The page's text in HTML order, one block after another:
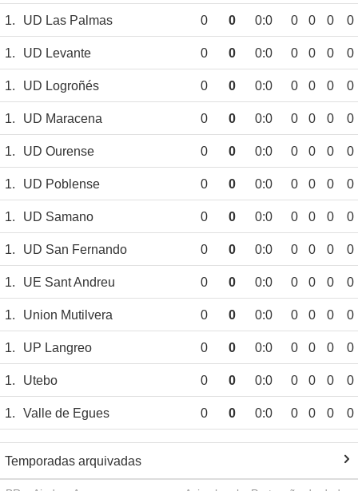
1. UD Las Palmas 0 0 0:0 0 0 0 0
1. UD Levante 0 0 0:0 0 0 0 0
1. UD Logroñés 0 0 0:0 0 0 0 0
1. UD Maracena 0 0 0:0 0 0 0 0
1. UD Ourense 0 0 0:0 0 0 0 0
1. UD Poblense 0 0 0:0 0 0 0 0
1. UD Samano 0 0 0:0 0 0 0 0
1. UD San Fernando 0 0 0:0 0 0 0 0
1. UE Sant Andreu 0 0 0:0 0 0 0 0
1. Union Mutilvera 0 0 0:0 0 0 0 0
1. UP Langreo 0 0 0:0 0 0 0 0
1. Utebo 0 0 0:0 0 0 0 0
1. Valle de Egues 0 0 0:0 0 0 0 0
Temporadas arquivadas